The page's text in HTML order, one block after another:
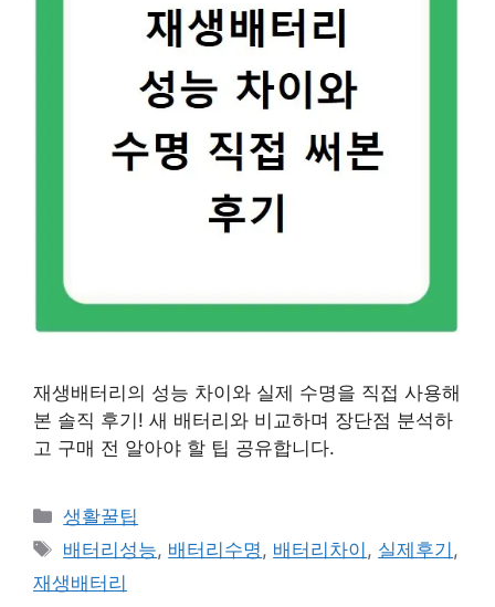
재생배터리의 성능 차이와 실제 수명을 직접 사용해
본 솔직 후기! 새 배터리와 비교하며 장단점 분석하
고 구매 전 알아야 할 팁 공유합니다.
카
테
리
생활꿀팁
태
그
배터리성능, 배터리수명, 배터리차이 , 실제후기 ,
재생배터리